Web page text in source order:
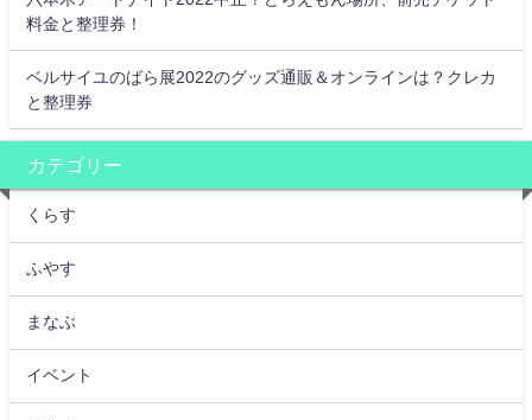
料金と整理券！
ベルサイユのばら展2022のグッズ通販＆オンラインは？クレカ
と整理券
カテゴリー
くらす
ふやす
まなぶ
イベント